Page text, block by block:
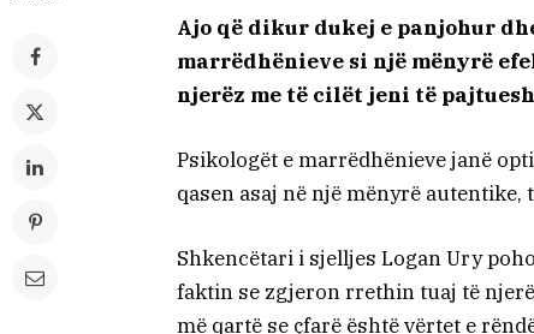
Ajo që dikur dukej e panjohur
marrëdhënieve si një mënyrë
njerëz me të cilët jeni të
Psikologët e marrëdhënieve janë
qasen asaj në një mënyrë
Shkencëtari i sjelljes Logan Ury
faktin se zgjeron rrethin tuaj të
më qartë se çfarë është vërtet e